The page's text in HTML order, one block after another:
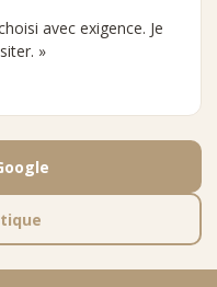
avec exigence. Je
»